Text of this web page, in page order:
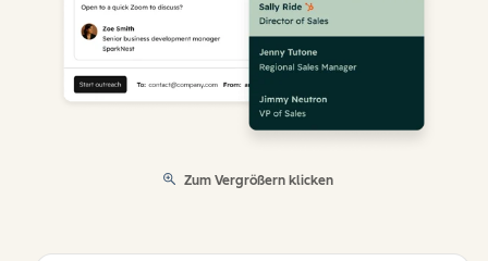
Zum Vergrößern klicken